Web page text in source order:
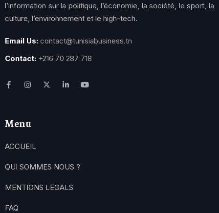
l’information sur la politique, l’économie, la société, le sport, la
culture, l’environnement et le high-tech.
Email Us: contact@tunisiabusiness.tn
Contact: +216 70 287 718
Menu
ACCUEIL
QUI SOMMES NOUS ?
MENTIONS LEGALS
FAQ